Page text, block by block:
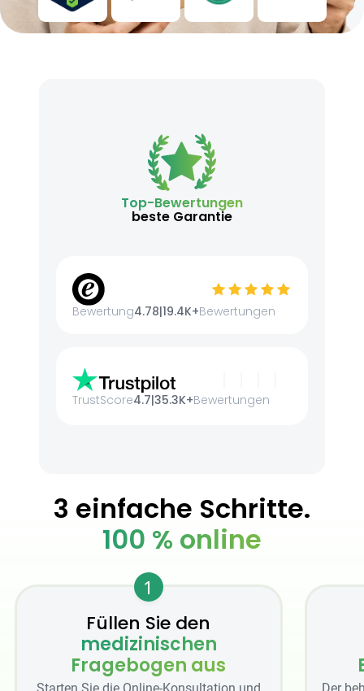
Top-Bewertungen
beste Garantie
Bewertung4.78|19.4K+Bewertungen
TrustScore4.7|35.3K+Bewertungen
3 einfache Schritte.
100 % online
1
Füllen Sie den
medizinischen
Fragebogen aus